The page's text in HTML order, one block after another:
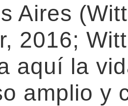
Aires
2016;
aquí la
amplio y